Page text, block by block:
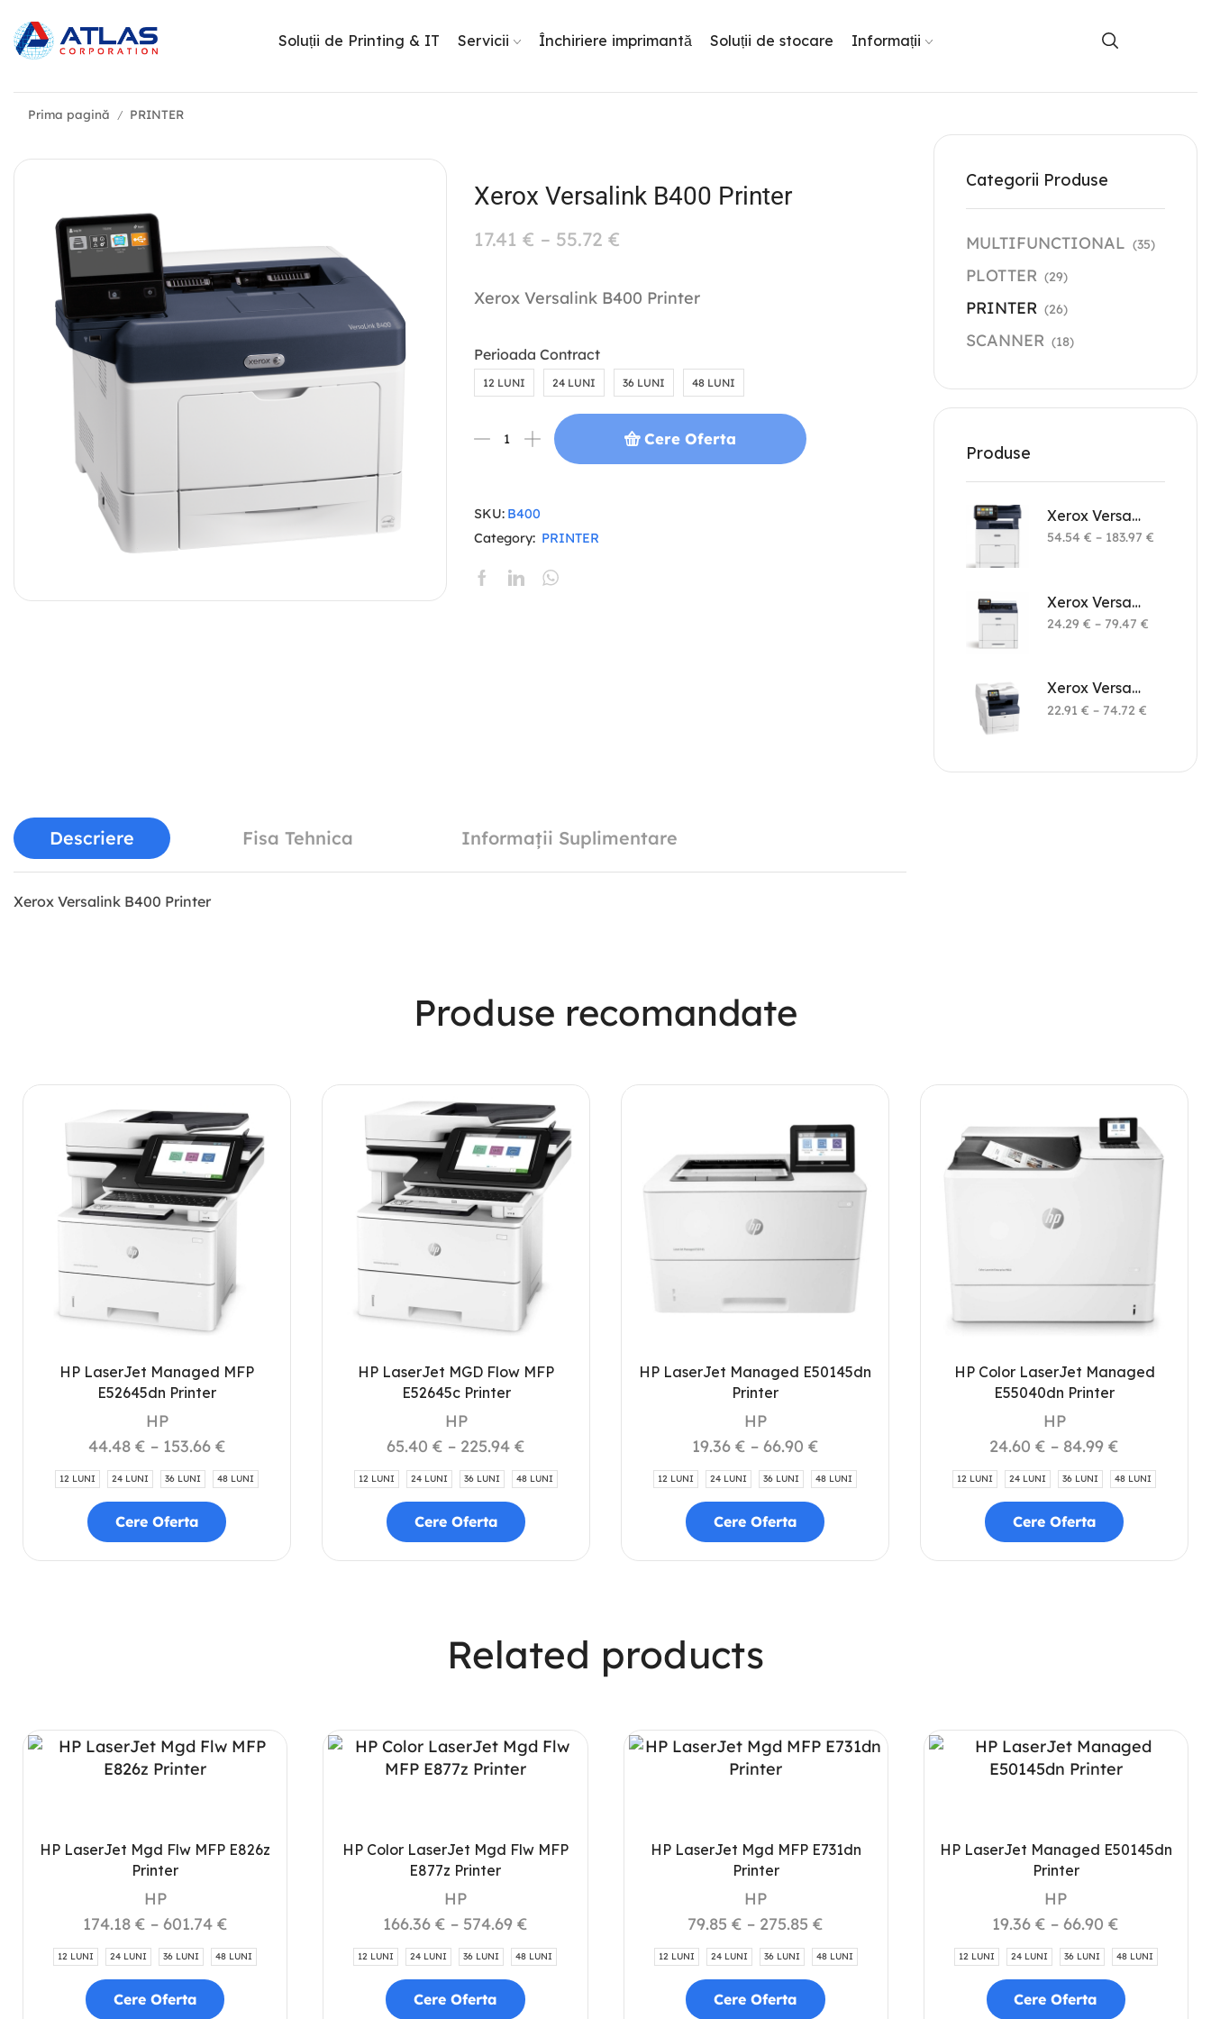
Soluții de Printing & IT Servicii Închiriere imprimantă Soluții de stocare Informații
Prima pagină / PRINTER
Xerox Versalink B400 Printer
17.41 € – 55.72 €
Xerox Versalink B400 Printer
Perioada Contract
12 LUNI 24 LUNI 36 LUNI 48 LUNI
Cere Oferta
SKU: B400
Category: PRINTER
Categorii Produse
MULTIFUNCTIONAL (35)
PLOTTER (29)
PRINTER (26)
SCANNER (18)
Produse
Xerox Versalink B605 Multifunction Printer
54.54€ – 183.97€
Xerox Versalink B600 Printer
24.29€ – 79.47€
Xerox Versalink B405 Multifunction Printer
22.91€ – 74.72€
Descriere Fisa Tehnica Informații Suplimentare
Xerox Versalink B400 Printer
Produse recomandate
HP LaserJet Managed MFP
E52645dn Printer
HP
44.48 € – 153.66 €
12 LUNI 24 LUNI 36 LUNI 48 LUNI
Cere Oferta
HP LaserJet MGD Flow MFP
E52645c Printer
HP
65.40 € – 225.94 €
12 LUNI 24 LUNI 36 LUNI 48 LUNI
Cere Oferta
HP LaserJet Managed E50145dn
Printer
HP
19.36 € – 66.90 €
12 LUNI 24 LUNI 36 LUNI 48 LUNI
Cere Oferta
HP Color LaserJet Managed
E55040dn Printer
HP
24.60 € – 84.99 €
12 LUNI 24 LUNI 36 LUNI 48 LUNI
Cere Oferta
Related products
HP LaserJet Mgd Flw MFP E826z
Printer
HP
174.18 € – 601.74 €
12 LUNI 24 LUNI 36 LUNI 48 LUNI
Cere Oferta
HP Color LaserJet Mgd Flw MFP
E877z Printer
HP
166.36 € – 574.69 €
12 LUNI 24 LUNI 36 LUNI 48 LUNI
Cere Oferta
HP LaserJet Mgd MFP E731dn
Printer
HP
79.85€ – 275.85€
12 LUNI 24 LUNI 36 LUNI 48 LUNI
Cere Oferta
HP LaserJet Managed E50145dn
Printer
HP
19.36€ – 66.90€
12 LUNI 24 LUNI 36 LUNI 48 LUNI
Cere Oferta